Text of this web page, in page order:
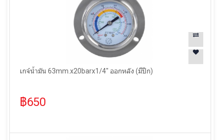
เกจ์น้ำมัน 63mm.x20barx1/4" ออกหลัง (มีปีก)
฿650